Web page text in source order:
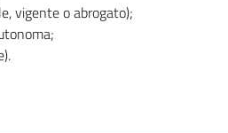
vigente o abrogato);